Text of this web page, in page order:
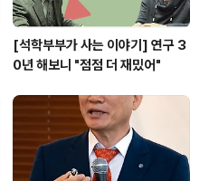
[석학부부가 사는 이야기] 연구 3
0년 해보니 "점점 더 재밌어"